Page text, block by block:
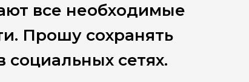
все необходимые
Прошу сохранять
сетях.